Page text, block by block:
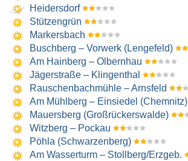
Heidersdorf
Stützengrün
Markersbach
Buschberg – Vorwerk (Lengefeld)
Am Hainberg – Olbernhau
Jägerstraße – Klingenthal
Rauschenbachmühle – Arnsfeld
Am Mühlberg – Einsiedel (Chemnitz)
Mauersberg (Großrückerswalde)
Witzberg – Pockau
Pöhla (Schwarzenberg)
Am Wasserturm – Stollberg/​Erzgeb.